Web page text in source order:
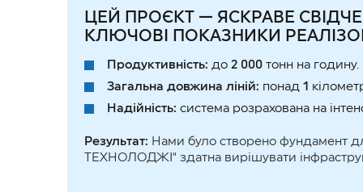
ЦЕЙ ПРОЄКТ — ЯСКРАВЕ
КЛЮЧОВІ ПОКАЗНИКИ
Продуктивність: до 2 000тонн на годину.
Загальна довжина ліній: понад 1
Надійність: система розрахована на
Результат: Нами було створено фундамент
ТЕХНОЛОДЖІ" здатна вирішувати